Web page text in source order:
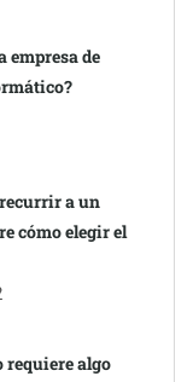
empresa de
a un
cómo elegir el
requiere algo